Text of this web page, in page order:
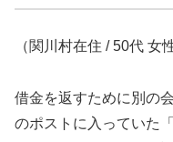
（関川村在住 / 50代 女
借金を返すために別の
のポストに入っていた